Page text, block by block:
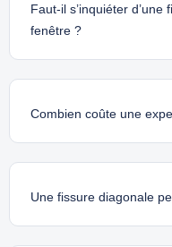
Faut-il s’inquiéter d’une
fenêtre ?
Combien coûte une
Une fissure diagonale